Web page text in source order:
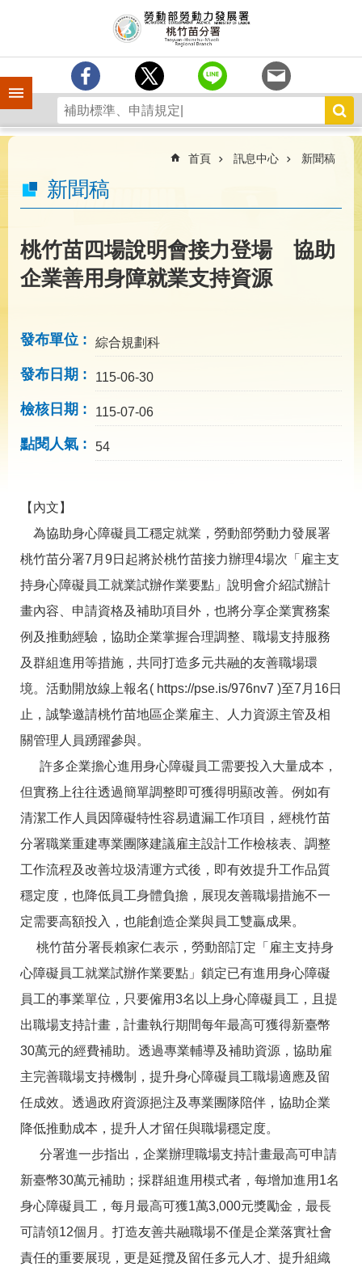
手機側欄
簡
訊
中
業
務
民
宣
導
專
區
關
用
網
導
覽
回
頁
English
民
信
箱
問
答
詞
彙
RSS
私
及
政
府
站
開
宣
告
聯
資
訊
首頁 訊息中心 新聞稿
新聞稿
桃竹苗四場說明會接力登場 協助
企業善用身障就業支持資源
發布單位 綜合規劃科
發布日期 115-06-30
檢核日期 115-07-06
點閱人氣 54
【內文】
為協助身心障礙員工穩定就業，勞動部勞動力發展署
桃竹苗分署7月9日起將於桃竹苗接力辦理4場次「雇主支
持身心障礙員工就業試辦作業要點」說明會介紹試辦計
畫內容、申請資格及補助項目外，也將分享企業實務案
例及推動經驗，協助企業掌握合理調整、職場支持服務
及群組進用等措施，共同打造多元共融的友善職場環
境。活動開放線上報名( https://pse.is/976nv7 )至7月16日
止，誠摯邀請桃竹苗地區企業雇主、人力資源主管及相
關管理人員踴躍參與。
許多企業擔心進用身心障礙員工需要投入大量成本，
但實務上往往透過簡單調整即可獲得明顯改善。例如有
清潔工作人員因障礙特性容易遺漏工作項目，經桃竹苗
分署職業重建專業團隊建議雇主設計工作檢核表、調整
工作流程及改善垃圾清運方式後，即有效提升工作品質
穩定度，也降低員工身體負擔，展現友善職場措施不一
定需要高額投入，也能創造企業與員工雙贏成果。
桃竹苗分署長賴家仁表示，勞動部訂定「雇主支持身
心障礙員工就業試辦作業要點」鎖定已有進用身心障礙
員工的事業單位，只要僱用3名以上身心障礙員工，且提
出職場支持計畫，計畫執行期間每年最高可獲得新臺幣
30萬元的經費補助。透過專業輔導及補助資源，協助雇
主完善職場支持機制，提升身心障礙員工職場適應及留
任成效。透過政府資源挹注及專業團隊陪伴，協助企業
降低推動成本，提升人才留任與職場穩定度。
分署進一步指出，企業辦理職場支持計畫最高可申請
新臺幣30萬元補助；採群組進用模式者，每增加進用1名
身心障礙員工，每月最高可獲1萬3,000元獎勵金，最長
可請領12個月。打造友善共融職場不僅是企業落實社會
責任的重要展現，更是延攬及留任多元人才、提升組織